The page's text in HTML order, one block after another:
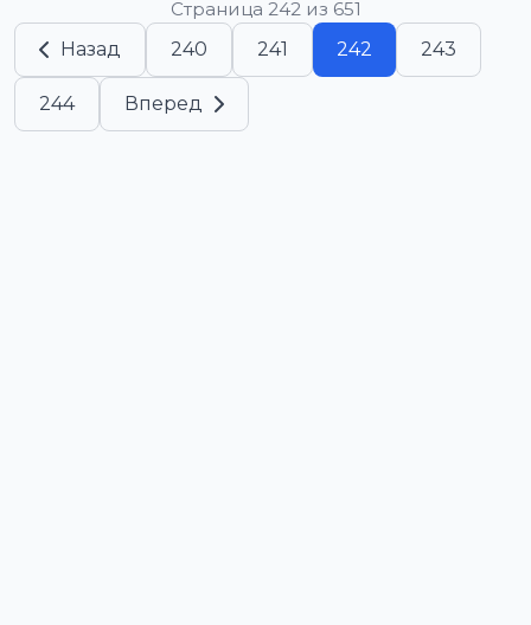
Страница 242 из 651
Назад
240 241 242 243
244 Вперед